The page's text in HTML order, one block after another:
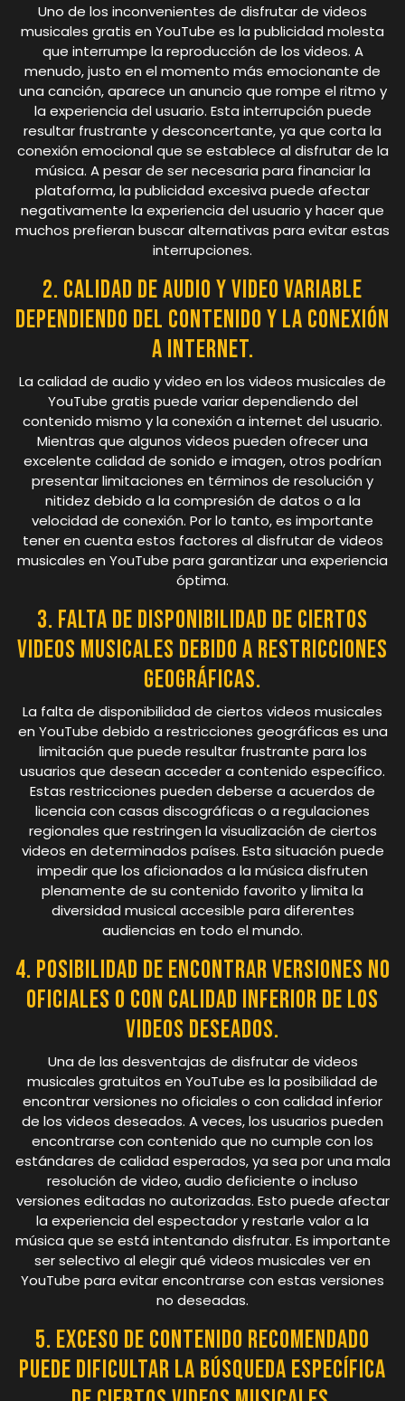
Uno de los inconvenientes de disfrutar de videos
musicales gratis en YouTube es la publicidad molesta
que interrumpe la reproducción de los videos. A
menudo, justo en el momento más emocionante de
una canción, aparece un anuncio que rompe el ritmo y
la experiencia del usuario. Esta interrupción puede
resultar frustrante y desconcertante, ya que corta la
conexión emocional que se establece al disfrutar de la
música. A pesar de ser necesaria para financiar la
plataforma, la publicidad excesiva puede afectar
negativamente la experiencia del usuario y hacer que
muchos prefieran buscar alternativas para evitar estas
interrupciones.
2. Calidad de audio y video variable
dependiendo del contenido y la conexión
a internet.
La calidad de audio y video en los videos musicales de
YouTube gratis puede variar dependiendo del
contenido mismo y la conexión a internet del usuario.
Mientras que algunos videos pueden ofrecer una
excelente calidad de sonido e imagen, otros podrían
presentar limitaciones en términos de resolución y
nitidez debido a la compresión de datos o a la
velocidad de conexión. Por lo tanto, es importante
tener en cuenta estos factores al disfrutar de videos
musicales en YouTube para garantizar una experiencia
óptima.
3. Falta de disponibilidad de ciertos
videos musicales debido a restricciones
geográficas.
La falta de disponibilidad de ciertos videos musicales
en YouTube debido a restricciones geográficas es una
limitación que puede resultar frustrante para los
usuarios que desean acceder a contenido específico.
Estas restricciones pueden deberse a acuerdos de
licencia con casas discográficas o a regulaciones
regionales que restringen la visualización de ciertos
videos en determinados países. Esta situación puede
impedir que los aficionados a la música disfruten
plenamente de su contenido favorito y limita la
diversidad musical accesible para diferentes
audiencias en todo el mundo.
4. Posibilidad de encontrar versiones no
oficiales o con calidad inferior de los
videos deseados.
Una de las desventajas de disfrutar de videos
musicales gratuitos en YouTube es la posibilidad de
encontrar versiones no oficiales o con calidad inferior
de los videos deseados. A veces, los usuarios pueden
encontrarse con contenido que no cumple con los
estándares de calidad esperados, ya sea por una mala
resolución de video, audio deficiente o incluso
versiones editadas no autorizadas. Esto puede afectar
la experiencia del espectador y restarle valor a la
música que se está intentando disfrutar. Es importante
ser selectivo al elegir qué videos musicales ver en
YouTube para evitar encontrarse con estas versiones
no deseadas.
5. Exceso de contenido recomendado
puede dificultar la búsqueda específica